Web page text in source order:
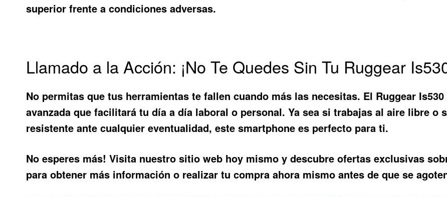
superior frente a condiciones adversas.
Llamado a la Acción: ¡No Te Quedes Sin Tu Ruggear
No permitas que tus herramientas te fallen cuando más las necesitas. El Ruggear Is530
avanzada que facilitará tu día a día laboral o personal. Ya sea si trabajas al aire libre
resistente ante cualquier eventualidad, este smartphone es perfecto para ti.
No esperes más! Visita nuestro sitio web hoy mismo y descubre ofertas exclusivas
para obtener más información o realizar tu compra ahora mismo antes de que se